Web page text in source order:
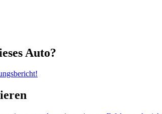
Auto?